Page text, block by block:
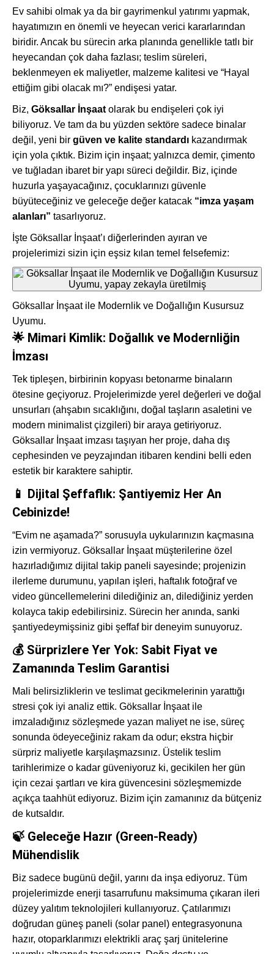
Ev sahibi olmak ya da bir gayrimenkul yatırımı yapmak,
hayatımızın en önemli ve heyecan verici kararlarından
biridir. Ancak bu sürecin arka planında genellikle tatlı bir
heyecandan çok daha fazlası; teslim süreleri,
beklenmeyen ek maliyetler, malzeme kalitesi ve “Hayal
ettiğim gibi olacak mı?” endişesi yatar.
Biz, Göksallar İnşaat olarak bu endişeleri çok iyi
biliyoruz. Ve tam da bu yüzden sektöre sadece binalar
değil, yeni bir güven ve kalite standardı kazandırmak
için yola çıktık. Bizim için inşaat; yalnızca demir, çimento
ve tuğladan ibaret bir yapı süreci değildir. Biz, içinde
huzurla yaşayacağınız, çocuklarınızı güvenle
büyüteceğiniz ve geleceğe değer katacak “imza yaşam
alanları” tasarlıyoruz.
İşte Göksallar İnşaat’ı diğerlerinden ayıran ve
projelerimizi sizin için eşsiz kılan temel felsefemiz:
Göksallar İnşaat ile Modernlik ve Doğallığın Kusursuz
Uyumu.
🌟 Mimari Kimlik: Doğallık ve Modernliğin
İmzası
Tek tipleşen, birbirinin kopyası betonarme binaların
ötesine geçiyoruz. Projelerimizde yerel değerleri ve doğal
unsurları (ahşabın sıcaklığını, doğal taşların asaletini ve
modern minimalist çizgileri) bir araya getiriyoruz.
Göksallar İnşaat imzası taşıyan her proje, daha dış
cephesinden ve peyzajından itibaren kendini belli eden
estetik bir karaktere sahiptir.
📱 Dijital Şeffaflık: Şantiyemiz Her An
Cebinizde!
“Evim ne aşamada?” sorusuyla uykularınızın kaçmasına
izin vermiyoruz. Göksallar İnşaat müşterilerine özel
hazırladığımız dijital takip paneli sayesinde; projenizin
ilerleme durumunu, yapılan işleri, haftalık fotoğraf ve
video güncellemelerini dilediğiniz an, dilediğiniz yerden
kolayca takip edebilirsiniz. Sürecin her anında, sanki
şantiyedeymişsiniz gibi şeffaf bir deneyim sunuyoruz.
💰 Sürprizlere Yer Yok: Sabit Fiyat ve
Zamanında Teslim Garantisi
Mali belirsizliklerin ve teslimat gecikmelerinin yarattığı
stresi çok iyi analiz ettik. Göksallar İnşaat ile
imzaladığınız sözleşmede yazan maliyet ne ise, süreç
sonunda ödeyeceğiniz rakam da odur; ekstra hiçbir
sürpriz maliyetle karşılaşmazsınız. Üstelik teslim
tarihlerimize o kadar güveniyoruz ki, gecikilen her gün
için cezai şartları ve kira güvencesini sözleşmemizde
açıkça taahhüt ediyoruz. Bizim için zamanınız da bütçeniz
de kutsaldır.
🍃 Geleceğe Hazır (Green-Ready)
Mühendislik
Biz sadece bugünü değil, yarını da inşa ediyoruz. Tüm
projelerimizde enerji tasarrufunu maksimuma çıkaran ileri
düzey yalıtım teknolojileri kullanıyoruz. Çatılarımızı
doğrudan güneş paneli (solar panel) entegrasyonuna
hazır, otoparklarımızı elektrikli araç şarj ünitelerine